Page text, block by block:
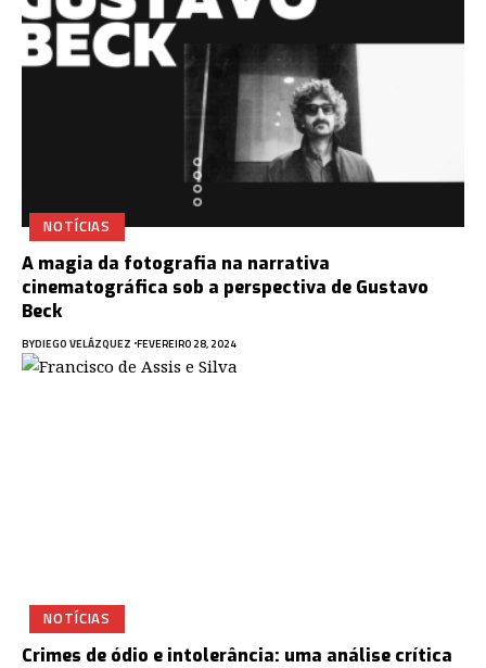
NOTÍCIAS
A magia da fotografia na narrativa
cinematográfica sob a perspectiva de Gustavo
Beck
BYDIEGO VELÁZQUEZ FEVEREIRO 28, 2024
NOTÍCIAS
Crimes de ódio e intolerância: uma análise crítica